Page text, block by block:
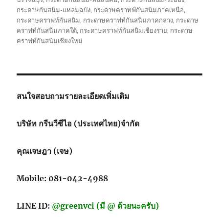
กระดาษกันสนิม-แหลมฉบัง, กระดาษคราทฟ์กันสนิมภาคเหนือ,
กระดาษคราฟท์กันสนิม, กระดาษคราฟท์กันสนิมภาคกลาง, กระดาษ
คราฟท์กันสนิมภาคใต้, กระดาษคราฟท์กันสนิมเชียงราย, กระดาษ
คราฟท์กันสนิมเชียงใหม่
สนใจสอบถามรายละเอียดเพิ่มเติม
บริษัท กรีนวีซีไอ (ประเทศไทย)จำกัด
คุณเจษฎา (เจษ)
Mobile: 081-042-4988
LINE ID: @greenvci (มี @ ด้วยนะครับ)